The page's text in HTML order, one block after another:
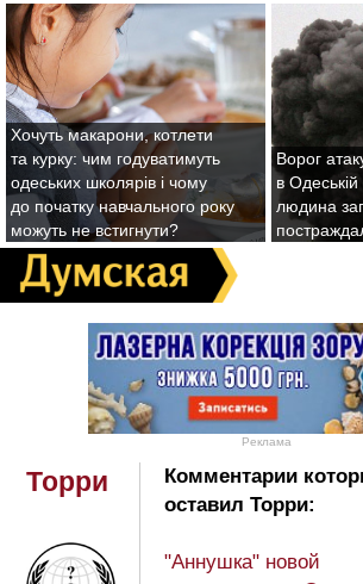
Хочуть макарони, котлети
та курку: чим годуватимуть
одеських школярів і чому
до початку навчального року
можуть не встигнути?
Ворог
в
людина
Реклама
Торри
Комментарии
оставил Торри:
"Аннушка" новой